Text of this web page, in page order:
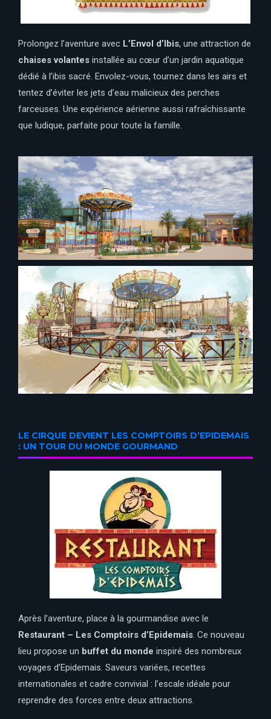
Prolongez l’aventure avec L’Envol d’Ibis, une attraction de
chaises volantes installée au cœur d’un jardin aquatique
dédié à l’ibis sacré. Envolez-vous, tournez dans les airs et
tentez d’éviter les jets d’eau malicieux des perches
farceuses. Une expérience aérienne aussi rafraîchissante
que ludique, parfaite pour toute la famille.
LE CIRQUE DEVIENT LES COMPTOIRS D’EPIDEMAIS
: UN TOUR DU MONDE GOURMAND
Après l’aventure, place à la gourmandise avec le
Restaurant – Les Comptoirs d’Epidemais. Ce nouveau
lieu propose un buffet du monde inspiré des nombreux
voyages d’Epidemais. Saveurs variées, recettes
internationales et cadre convivial : l’escale idéale pour
reprendre des forces entre deux attractions.